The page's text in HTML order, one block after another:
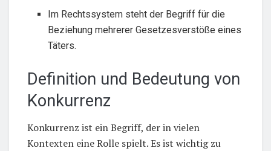
Im Rechtssystem steht der Begriff für die
Beziehung mehrerer Gesetzesverstöße eines
Täters.
Definition und Bedeutung von
Konkurrenz
Konkurrenz ist ein Begriff, der in vielen
Kontexten eine Rolle spielt. Es ist wichtig zu